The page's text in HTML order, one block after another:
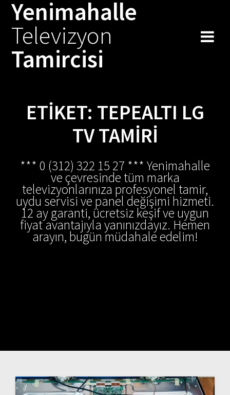
Skip
to
Yenimahalle
Televizyon
Tamircisi
ETIKET: TEPEALTI LG
TV TAMIRI
*** 0 (312) 322 15 27 *** Yenimahalle
ve çevresinde tüm marka
televizyonlarınıza profesyonel tamir,
uydu servisi ve panel değişimi hizmeti.
12 ay garanti, ücretsiz keşif ve uygun
fiyat avantajıyla yanınızdayız. Hemen
arayın, bugün müdahale edelim!